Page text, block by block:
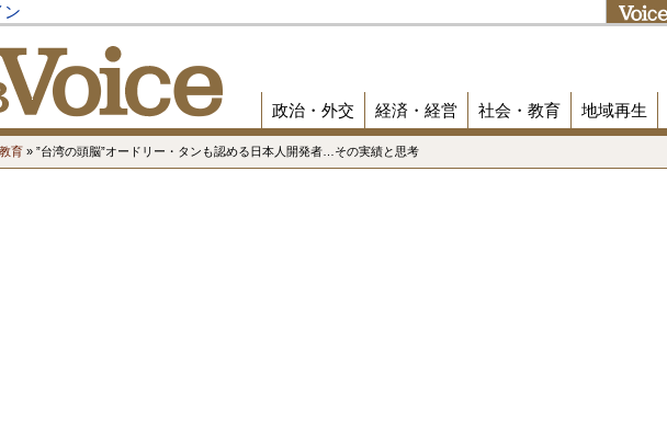
ン
政治・外交 経済・経営 社会・教育 地域再生
育 » ”台湾の頭脳”オードリー・タンも認める日本人開発者…その実績と思考